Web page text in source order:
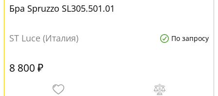
Бра Spruzzo SL305.501.01
ST Luce (Италия) По запросу
8 800 ₽